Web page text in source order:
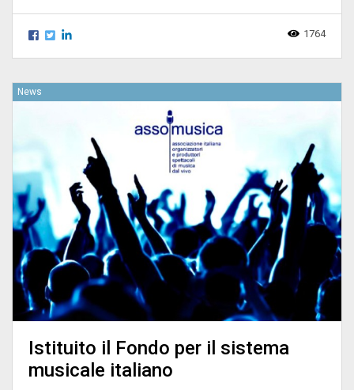
1764
News
Istituito il Fondo per il sistema
musicale italiano